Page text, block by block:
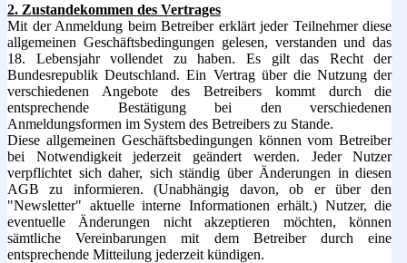
2. Zustandekommen des Vertrages
Mit der Anmeldung beim Betreiber erklärt jeder Teilnehmer diese
allgemeinen Geschäftsbedingungen gelesen, verstanden und das
18. Lebensjahr vollendet zu haben. Es gilt das Recht der
Bundesrepublik Deutschland. Ein Vertrag über die Nutzung der
verschiedenen Angebote des Betreibers kommt durch die
entsprechende Bestätigung bei den verschiedenen
Anmeldungsformen im System des Betreibers zu Stande.
Diese allgemeinen Geschäftsbedingungen können vom Betreiber
bei Notwendigkeit jederzeit geändert werden. Jeder Nutzer
verpflichtet sich daher, sich ständig über Änderungen in diesen
AGB zu informieren. (Unabhängig davon, ob er über den
"Newsletter" aktuelle interne Informationen erhält.) Nutzer, die
eventuelle Änderungen nicht akzeptieren möchten, können
sämtliche Vereinbarungen mit dem Betreiber durch eine
entsprechende Mitteilung jederzeit kündigen.